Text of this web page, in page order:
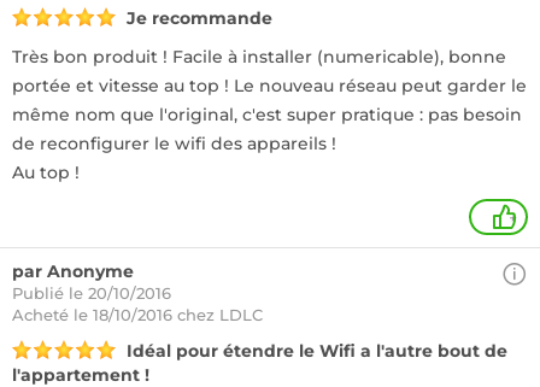
Je recommande
Très bon produit ! Facile à installer (numericable), bonne
portée et vitesse au top ! Le nouveau réseau peut garder le
même nom que l'original, c'est super pratique : pas besoin
de reconfigurer le wifi des appareils !
Au top !
+
par Anonyme
Publié le 20/10/2016
Acheté le 18/10/2016 chez LDLC
Idéal pour étendre le Wifi a l'autre bout de
l'appartement !